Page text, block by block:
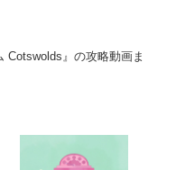
Cotswolds』の攻略動画ま